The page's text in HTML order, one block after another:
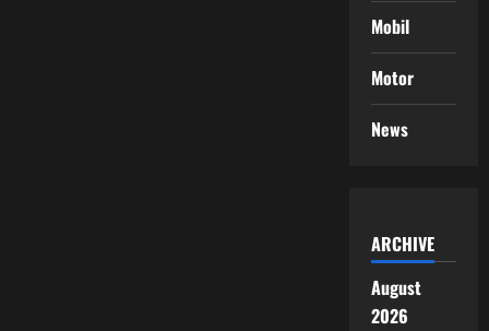
Mobil
Motor
News
ARCHIVE
August
2026